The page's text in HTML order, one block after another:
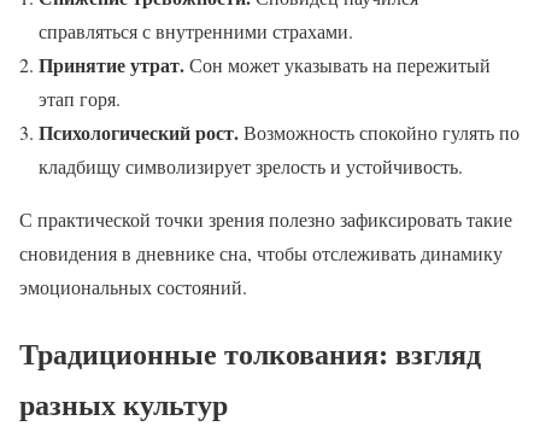
справляться с внутренними страхами.
Принятие утрат.Сон может указывать на пережитый
этап горя.
Психологический рост.Возможность спокойно гулять по
кладбищу символизирует зрелость и устойчивость.
С практической точки зрения полезно зафиксировать такие
сновидения в дневнике сна, чтобы отслеживать динамику
эмоциональных состояний.
Традиционные толкования: взгляд
разных культур